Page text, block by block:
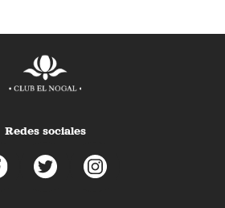
Redes sociales